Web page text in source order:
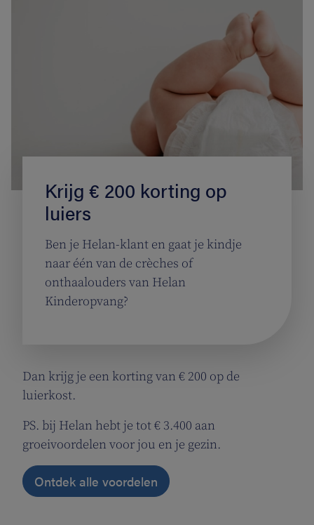
Krijg € 200 korting op
luiers
Ben je Helan-klant en gaat je kindje
naar één van de crèches of
onthaalouders van Helan
Kinderopvang?
Dan krijg je een korting van € 200 op de
luierkost.
PS. bij Helan hebt je tot € 3.400 aan
groeivoordelen voor jou en je gezin.
Ontdek alle voordelen